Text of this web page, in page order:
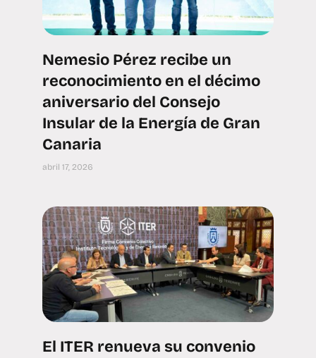
Nemesio Pérez recibe un
reconocimiento en el décimo
aniversario del Consejo
Insular de la Energía de Gran
Canaria
abril 17, 2026
El ITER renueva su convenio